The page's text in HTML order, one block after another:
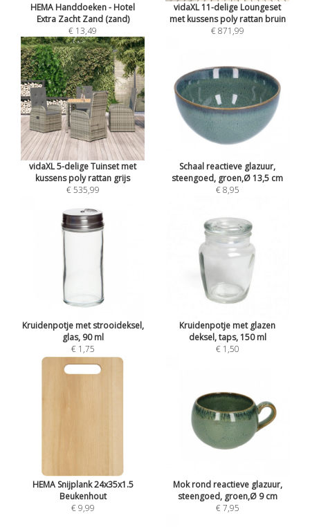
HEMA Handdoeken - Hotel
Extra Zacht Zand (zand)
€ 13,49
vidaXL 11-delige Loungeset
met kussens poly rattan bruin
€ 871,99
vidaXL 5-delige Tuinset met
kussens poly rattan grijs
€ 535,99
Schaal reactieve glazuur,
steengoed, groen,Ø 13,5 cm
€ 8,95
Kruidenpotje met strooideksel,
glas, 90 ml
€ 1,75
Kruidenpotje met glazen
deksel, taps, 150 ml
€ 1,50
HEMA Snijplank 24x35x1.5
Beukenhout
€ 9,99
Mok rond reactieve glazuur,
steengoed, groen,Ø 9 cm
€ 7,95